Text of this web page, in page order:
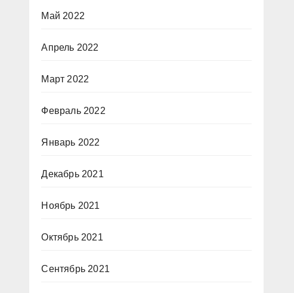
Май 2022
Апрель 2022
Март 2022
Февраль 2022
Январь 2022
Декабрь 2021
Ноябрь 2021
Октябрь 2021
Сентябрь 2021